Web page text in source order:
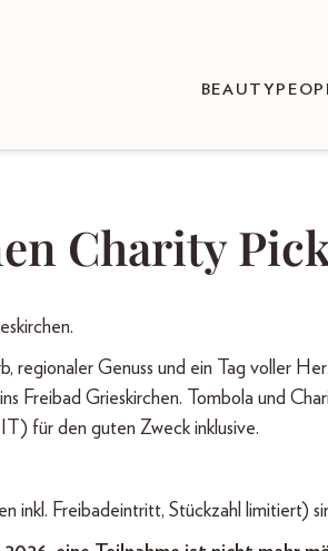
BEAUTY
Charity
regionaler Genuss und ein Tag voller
Freibad Grieskirchen. Tombola und
für den guten Zweck inklusive.
inkl. Freibadeintritt, Stückzahl limitiert)